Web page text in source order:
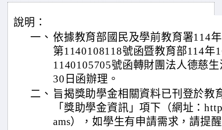
說明：
一、 依據教育部國民及學前教育署114
第1140108118號函暨教育部114年
1140105705號函轉財團法人德慈
30日函辦理。
二、 旨揭獎助學金相關資料已刊登於教
「獎助學金資訊」項下（網址：
ams），如學生有申請需求，請提